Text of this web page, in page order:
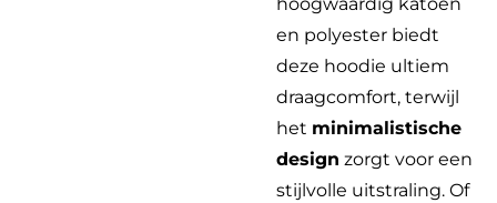
en polyester biedt
deze hoodie ultiem
draagcomfort, terwijl
het minimalistische
design zorgt voor een
stijlvolle uitstraling. Of